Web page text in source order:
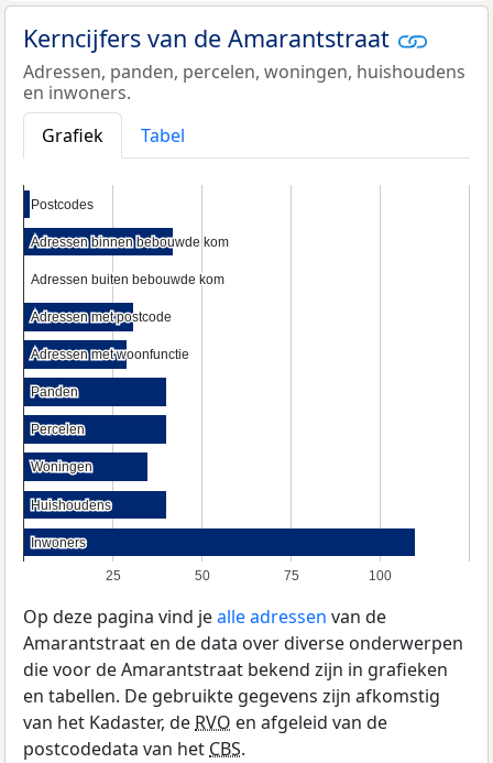
Kerncijfers van de Amarantstraat
Adressen, panden, percelen, woningen, huishoudens
en inwoners.
Grafiek
Tabel
25 50 75 100
Postcodes
Postcodes
Adressen binnen bebouwde kom
Adressen binnen bebouwde kom
Adressen buiten bebouwde kom
Adressen buiten bebouwde kom
Adressen met postcode
Adressen met postcode
Adressen met woonfunctie
Adressen met woonfunctie
Panden
Panden
Percelen
Percelen
Woningen
Woningen
Huishoudens
Huishoudens
Inwoners
Inwoners
Op deze pagina vind jealle adressen van de
Amarantstraat en de data over diverse onderwerpen
die voor de Amarantstraat bekend zijn in grafieken
en tabellen. De gebruikte gegevens zijn afkomstig
van het Kadaster, deRVO en afgeleid van de
postcodedata van hetCBS.